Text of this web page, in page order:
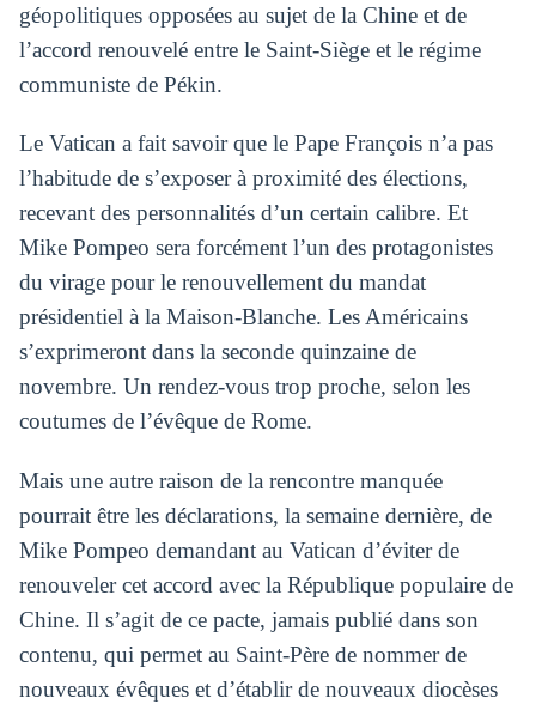
géopolitiques opposées au sujet de la Chine et de
l’accord renouvelé entre le Saint-Siège et le régime
communiste de Pékin.
Le Vatican a fait savoir que le Pape François n’a pas
l’habitude de s’exposer à proximité des élections,
recevant des personnalités d’un certain calibre. Et
Mike Pompeo sera forcément l’un des protagonistes
du virage pour le renouvellement du mandat
présidentiel à la Maison-Blanche. Les Américains
s’exprimeront dans la seconde quinzaine de
novembre. Un rendez-vous trop proche, selon les
coutumes de l’évêque de Rome.
Mais une autre raison de la rencontre manquée
pourrait être les déclarations, la semaine dernière, de
Mike Pompeo demandant au Vatican d’éviter de
renouveler cet accord avec la République populaire de
Chine. Il s’agit de ce pacte, jamais publié dans son
contenu, qui permet au Saint-Père de nommer de
nouveaux évêques et d’établir de nouveaux diocèses